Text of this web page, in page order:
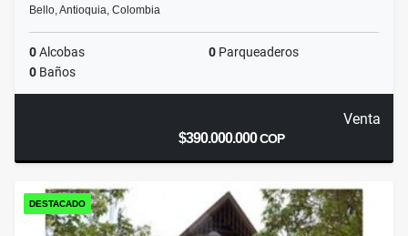
Bello, Antioquia, Colombia
0Alcobas 0 Parqueaderos
0 Baños
Venta
$390.000.000COP
DESTACADO